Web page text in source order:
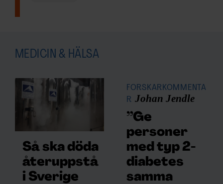
MEDICIN & HÄLSA
Så ska döda
återuppstå
i Sverige
FORSKARKOMMENTA
R Johan Jendle
”Ge
personer
med typ 2-
diabetes
samma